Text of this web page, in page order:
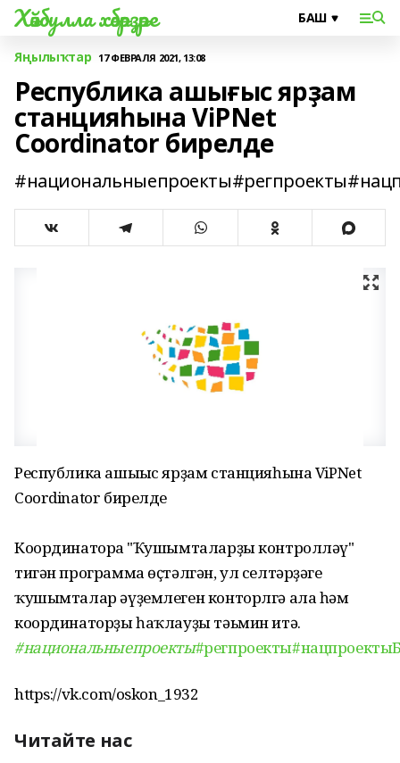
Хәйбулла хәбәрҙәре
Яңылыҡтар 17 ФЕВРАЛЯ 2021, 13:08
Республика ашығыс ярҙам
станцияһына ViPNet
Coordinator бирелде
Республика ашығыс ярҙам станцияһына ViPNet
Coordinator бирелде
Координаторға "Ҡушымталарҙы контролләү"
тигән программа өҫтәлгән, ул селтәрҙәге
ҡушымталар әүҙемлеген конторлгә ала һәм
координаторҙы һаҡлауҙы тәьмин итә.
#национальныепроекты#регпроекты
https://vk.com/oskon_1932
Читайте нас